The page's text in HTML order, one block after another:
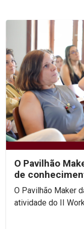
O Pavilhão
de
O Pavilhão Maker
atividade do II